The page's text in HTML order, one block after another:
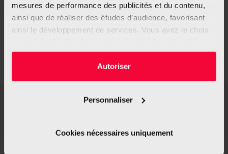
mesures de performance des publicités et du contenu,
ainsi que de réaliser des études d’audience, favorisant
ainsi le développement de services. Vous avez le choix
Vous pouvez modifier ou retirer votre consentement à
tout moment en consultant la Déclaration relative aux
cookies ou en cliquant sur l'icône de confidentialité.
Si vous le permettez, nous aimerions également :
géographique qui peuvent être précises à plusieurs
Autoriser
Personnaliser
Cookies nécessaires uniquement
"Il n'y a pas de petits dons, que de